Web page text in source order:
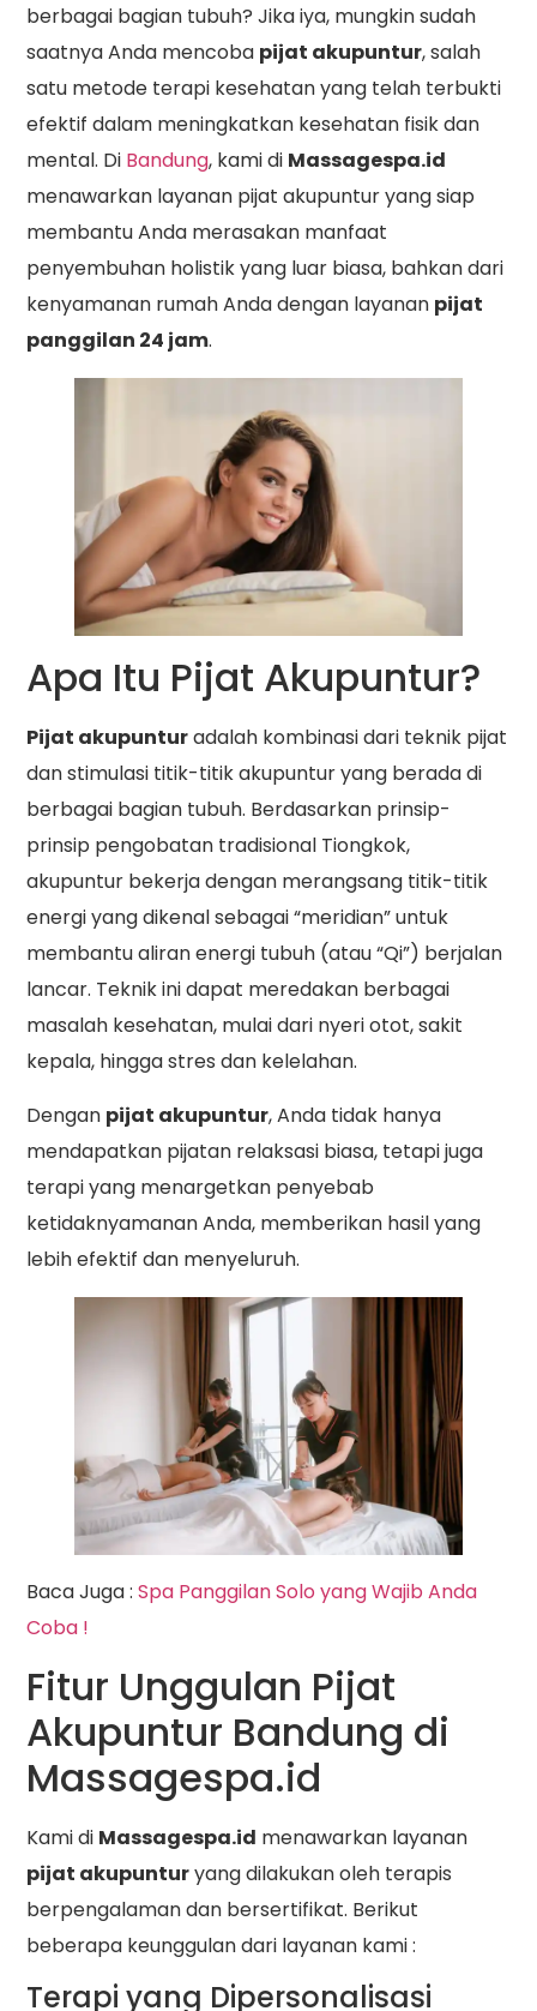
berbagai bagian tubuh? Jika iya, mungkin sudah
saatnya Anda mencoba pijat akupuntur, salah
satu metode terapi kesehatan yang telah terbukti
efektif dalam meningkatkan kesehatan fisik dan
mental. Di Bandung, kami di Massagespa.id
menawarkan layanan pijat akupuntur yang siap
membantu Anda merasakan manfaat
penyembuhan holistik yang luar biasa, bahkan dari
kenyamanan rumah Anda dengan layanan pijat
panggilan 24 jam.
Apa Itu Pijat Akupuntur?
Pijat akupunturadalah kombinasi dari teknik pijat
dan stimulasi titik-titik akupuntur yang berada di
berbagai bagian tubuh. Berdasarkan prinsip-
prinsip pengobatan tradisional Tiongkok,
akupuntur bekerja dengan merangsang titik-titik
energi yang dikenal sebagai “meridian” untuk
membantu aliran energi tubuh (atau “Qi”) berjalan
lancar. Teknik ini dapat meredakan berbagai
masalah kesehatan, mulai dari nyeri otot, sakit
kepala, hingga stres dan kelelahan.
Dengan pijat akupuntur, Anda tidak hanya
mendapatkan pijatan relaksasi biasa, tetapi juga
terapi yang menargetkan penyebab
ketidaknyamanan Anda, memberikan hasil yang
lebih efektif dan menyeluruh.
Baca Juga :Spa Panggilan Solo yang Wajib Anda
Coba !
Fitur Unggulan Pijat
Akupuntur Bandung di
Massagespa.id
Kami di Massagespa.id menawarkan layanan
pijat akupunturyang dilakukan oleh terapis
berpengalaman dan bersertifikat. Berikut
beberapa keunggulan dari layanan kami :
Terapi yang Dipersonalisasi